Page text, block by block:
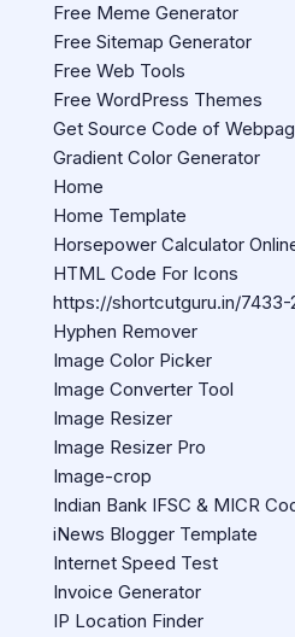
Free Meme Generator
Free Sitemap Generator
Free Web Tools
Free WordPress Themes
Get Source Code of
Gradient Color Generator
Home
Home Template
Horsepower Calculator
HTML Code For Icons
https://shortcutguru.in/
Hyphen Remover
Image Color Picker
Image Converter Tool
Image Resizer
Image Resizer Pro
Image-crop
Indian Bank IFSC & MICR
iNews Blogger Template
Internet Speed Test
Invoice Generator
IP Location Finder